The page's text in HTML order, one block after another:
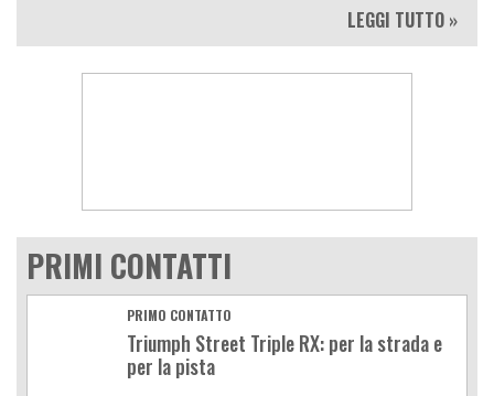
LEGGI TUTTO »
PRIMI CONTATTI
PRIMO CONTATTO
Triumph Street Triple RX: per la strada e
per la pista